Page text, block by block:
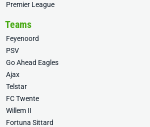
Premier League
Teams
Feyenoord
PSV
Go Ahead Eagles
Ajax
Telstar
FC Twente
Willem II
Fortuna Sittard